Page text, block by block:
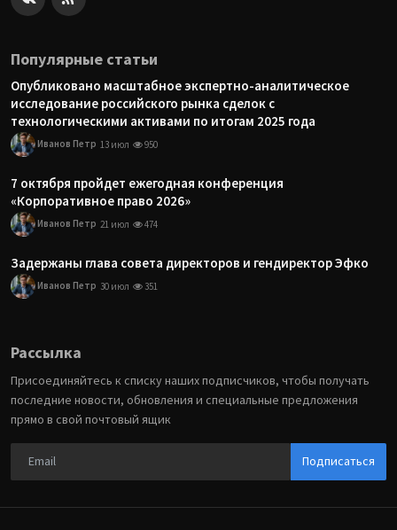
Популярные статьи
Опубликовано масштабное экспертно-аналитическое
исследование российского рынка сделок с
технологическими активами по итогам 2025 года
Иванов Петр 13 июл 950
7 октября пройдет ежегодная конференция
«Корпоративное право 2026»
Иванов Петр 21 июл 474
Задержаны глава совета директоров и гендиректор Эфко
Иванов Петр 30 июл 351
Рассылка
Присоединяйтесь к списку наших подписчиков, чтобы получать
последние новости, обновления и специальные предложения
прямо в свой почтовый ящик
Подписаться